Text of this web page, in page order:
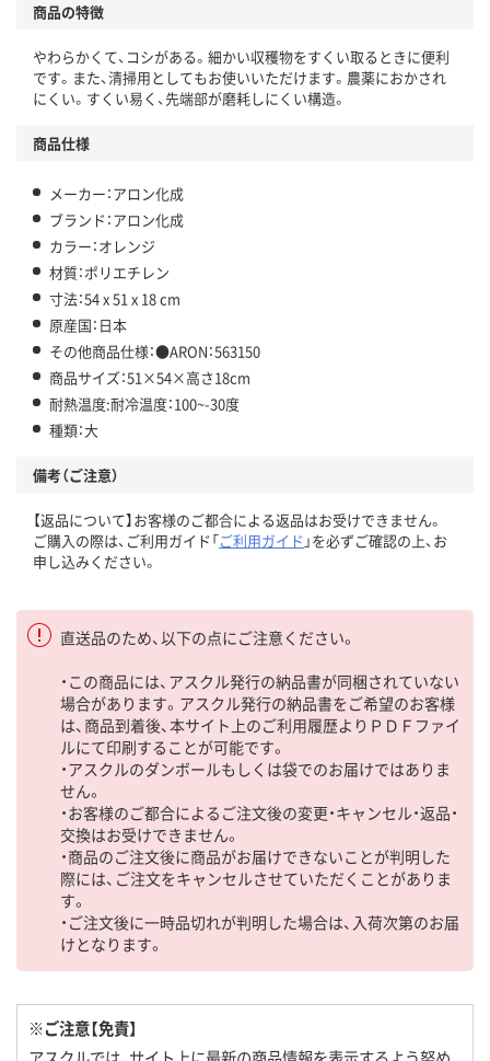
商品の特徴
やわらかくて、コシがある。細かい収穫物をすくい取るときに便利
です。また、清掃用としてもお使いいただけます。農薬におかされ
にくい。すくい易く、先端部が磨耗しにくい構造。
商品仕様
メーカー：アロン化成
ブランド：アロン化成
カラー：オレンジ
材質：ポリエチレン
寸法：54 x 51 x 18 cm
原産国：日本
その他商品仕様：●ARON：563150
商品サイズ：51×54×高さ18cm
耐熱温度:耐冷温度：100~-30度
種類：大
備考（ご注意）
【返品について】お客様のご都合による返品はお受けできません。
ご購入の際は、ご利用ガイド「ご利用ガイド 」を必ずご確認の上、お
申し込みください。
直送品のため、以下の点にご注意ください。
・この商品には、アスクル発行の納品書が同梱されていない
場合があります。アスクル発行の納品書をご希望のお客様
は、商品到着後、本サイト上のご利用履歴よりＰＤＦファイ
ルにて印刷することが可能です。
・アスクルのダンボールもしくは袋でのお届けではありま
せん。
・お客様のご都合によるご注文後の変更・キャンセル・返品・
交換はお受けできません。
・商品のご注文後に商品がお届けできないことが判明した
際には、ご注文をキャンセルさせていただくことがありま
す。
・ご注文後に一時品切れが判明した場合は、入荷次第のお届
けとなります。
※ご注意【免責】